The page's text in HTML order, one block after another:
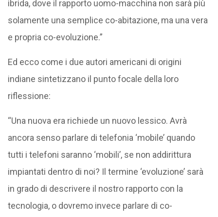
ibrida, dove il rapporto uomo-macchina non sarà più
solamente una semplice co-abitazione, ma una vera
e propria co-evoluzione.”
Ed ecco come i due autori americani di origini
indiane sintetizzano il punto focale della loro
riflessione:
“Una nuova era richiede un nuovo lessico. Avrà
ancora senso parlare di telefonia ‘mobile’ quando
tutti i telefoni saranno ‘mobili’, se non addirittura
impiantati dentro di noi? Il termine ‘evoluzione’ sarà
in grado di descrivere il nostro rapporto con la
tecnologia, o dovremo invece parlare di co-